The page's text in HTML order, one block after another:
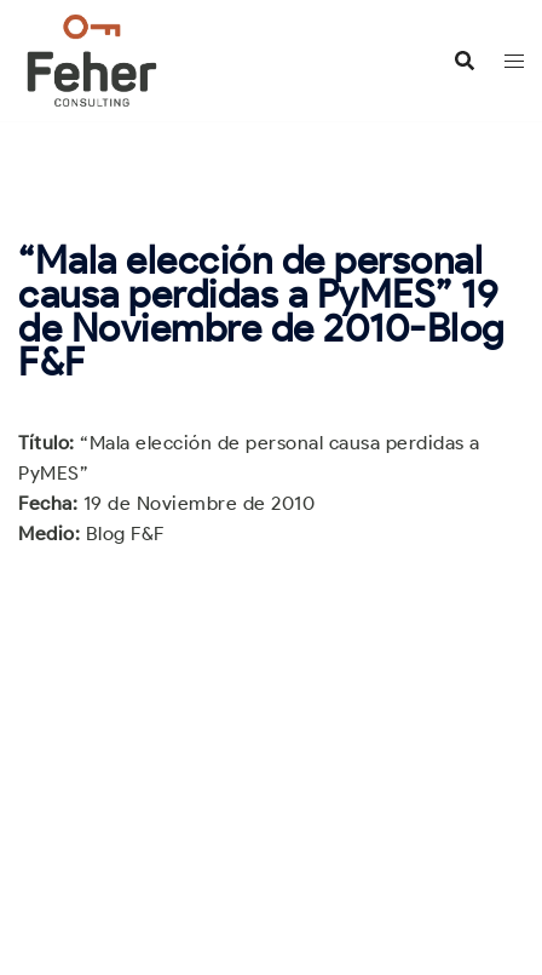
contenido
“Mala elección de personal
causa perdidas a PyMES” 19
de Noviembre de 2010-Blog
F&F
Título: “Mala elección de personal causa perdidas a
PyMES”
Fecha: 19 de Noviembre de 2010
Medio: Blog F&F